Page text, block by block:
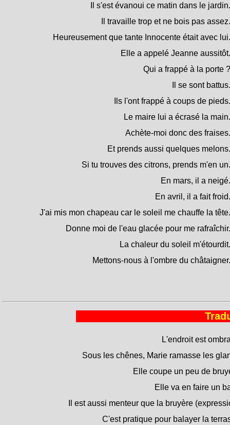
Il s'est évanoui ce matin dans le jardin.
Il travaille trop et ne bois pas assez.
Heureusement que tante Innocente était avec lui.
Elle a appelé Jeanne aussitôt.
Qui a frappé à la porte ?
Il se sont battus.
Ils l'ont frappé à coups de pieds.
Le maire lui a écrasé la main.
Achète-moi donc des fraises.
Et prends aussi quelques melons.
Si tu trouves des citrons, prends m'en un.
En mars, il a neigé.
En avril, il a fait froid.
J'ai mis mon chapeau car le soleil me chauffe la tête.
Donne moi de l'eau glacée pour me rafraîchir.
La chaleur du soleil m'étourdit.
Mettons-nous à l'ombre du châtaigner.
L'endroit est
Sous les chênes, Marie ramasse les
Elle coupe un peu de
Elle va en faire un
Il est aussi menteur que la bruyère
C'est pratique pour balayer la